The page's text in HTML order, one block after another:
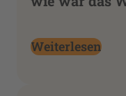
Weiterlesen